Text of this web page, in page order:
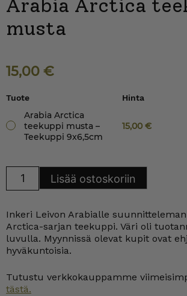
Arabia Arctica
musta
15,00 €
Tuote Hinta
Arabia Arctica
teekuppi musta –
Teekuppi 9x6,5cm
15,00€
Arctica
Lisää ostoskoriin
Inkeri Leivon Arabialle
Arctica-sarjan teekuppi. Väri oli
luvulla. Myynnissä olevat kupit ovat
hyväkuntoisia.
Tutustu verkkokauppamme
tästä.